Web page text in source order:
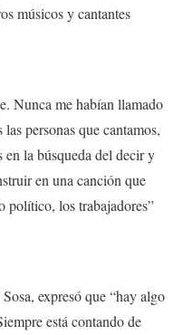
músicos y cantantes
Nunca me habían llamado
personas que cantamos,
en la búsqueda del decir y
en una canción que
político, los trabajadores”
expresó que “hay algo
está contando de